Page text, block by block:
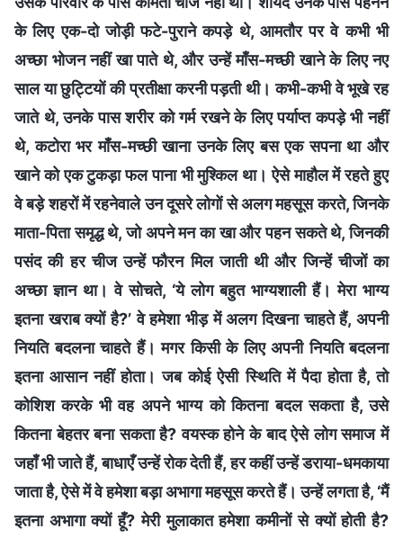
के लिए एक-दो जोड़ी फटे-पुराने कपड़े थे, आमतौर पर वे कभी भी
अच्छा भोजन नहीं खा पाते थे, और उन्हें माँस-मच्छी खाने के लिए नए
साल या छुट्टियों की प्रतीक्षा करनी पड़ती थी। कभी-कभी वे भूखे रह
जाते थे, उनके पास शरीर को गर्म रखने के लिए पर्याप्त कपड़े भी नहीं
थे, कटोरा भर माँस-मच्छी खाना उनके लिए बस एक सपना था और
खाने को एक टुकड़ा फल पाना भी मुश्किल था। ऐसे माहौल में रहते हुए
वे बड़े शहरों में रहनेवाले उन दूसरे लोगों से अलग महसूस करते, जिनके
माता-पिता समृद्ध थे, जो अपने मन का खा और पहन सकते थे, जिनकी
पसंद की हर चीज उन्हें फौरन मिल जाती थी और जिन्हें चीजों का
अच्छा ज्ञान था। वे सोचते, ‘ये लोग बहुत भाग्यशाली हैं। मेरा भाग्य
इतना खराब क्यों है?’ वे हमेशा भीड़ में अलग दिखना चाहते हैं, अपनी
नियति बदलना चाहते हैं। मगर किसी के लिए अपनी नियति बदलना
इतना आसान नहीं होता। जब कोई ऐसी स्थिति में पैदा होता है, तो
कोशिश करके भी वह अपने भाग्य को कितना बदल सकता है, उसे
कितना बेहतर बना सकता है? वयस्क होने के बाद ऐसे लोग समाज में
जहाँ भी जाते हैं, बाधाएँ उन्हें रोक देती हैं, हर कहीं उन्हें डराया-धमकाया
जाता है, ऐसे में वे हमेशा बड़ा अभागा महसूस करते हैं। उन्हें लगता है, ‘मैं
इतना अभागा क्यों हूँ? मेरी मुलाकात हमेशा कमीनों से क्यों होती है?